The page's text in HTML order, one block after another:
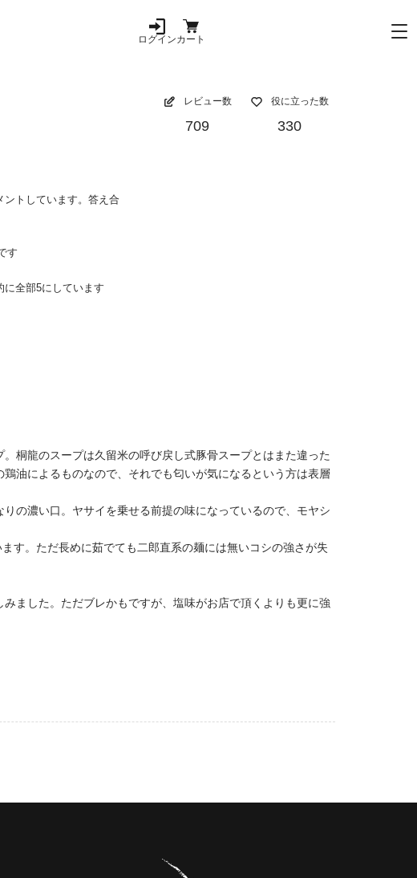
ログインカート
ントしています。答え合
す
に全部5にしています
レビュー数
709
役に立った数
330
桐龍のスープは久留米の呼び戻し式豚骨スープとはまた違った
油によるものなので、それでも匂いが気になるという方は表層
の濃い口。ヤサイを乗せる前提の味になっているので、モヤシ
す。ただ長めに茹でても二郎直系の麺には無いコシの強さが失
ました。ただブレかもですが、塩味がお店で頂くよりも更に強